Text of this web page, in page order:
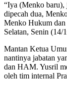
“Iya (Menko baru),
dipecah dua,
Menko Hukum dan
Selatan, Senin (14/
Mantan Ketua
nantinya jabatan
dan HAM. Yusril
oleh tim internal